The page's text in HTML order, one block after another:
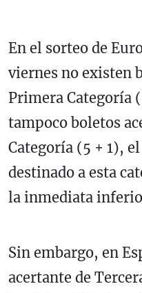
En el sorteo de
viernes no existen
Primera Categoría
tampoco boletos
Categoría (5 + 1),
destinado a esta
la inmediata
Sin embargo, en
acertante de